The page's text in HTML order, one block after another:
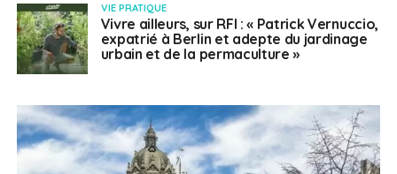
VIE PRATIQUE
Vivre ailleurs, sur RFI : « Patrick Vernuccio,
expatrié à Berlin et adepte du jardinage
urbain et de la permaculture »